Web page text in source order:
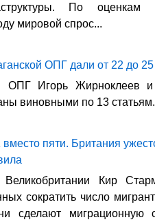
По оценкам
мировой спрос...
ОПГ дали от 22 до 25
ОПГ Игорь Жирноклеев
виновными по 13 статьям.
пяти. Британия
Кир
сократить число
сделают миграционную